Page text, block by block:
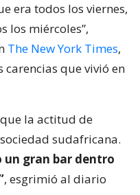
era todos los viernes,
los miércoles”,
The New York Times,
que vivió en
la actitud de
sudafricana.
un gran bar dentro
, esgrimió al diario